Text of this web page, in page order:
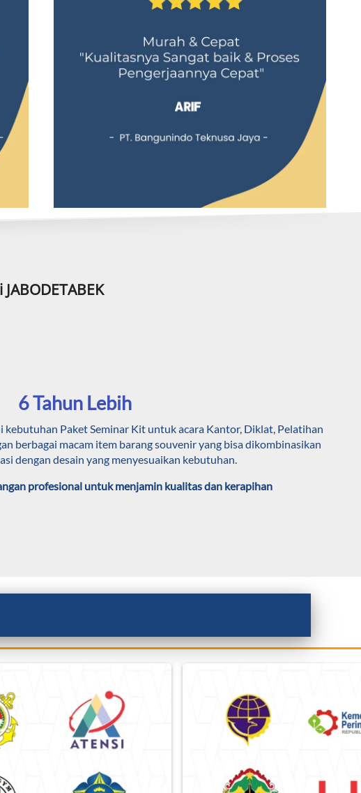
6 Tahun Lebih
Paket Seminar Kit untuk acara Kantor, Diklat, Pelatihan
berbagai macam item barang souvenir yang bisa dikombinasikan
dengan desain yang menyesuaikan kebutuhan.
profesional untuk menjamin kualitas dan kerapihan